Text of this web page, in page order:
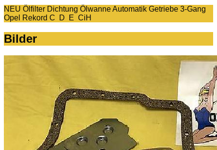
NEU Ölfilter Dichtung Ölwanne Automatik Getriebe 3-Gang
Opel Rekord C D E CiH
Bilder